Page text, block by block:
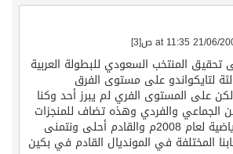
[3]
تحقيق المنتخب السعودي للبطولة العربية
لتايكواندو على مستوى الفرق
على المستوى الفري لم يبرز أحد وكنا
الجماعي والفردي وهذه تضاف للمنجزات
السعودية الرياضية لعام 2008م والقادم أحلى ونتمنى
المختلفة في المونديال القادم في بكين